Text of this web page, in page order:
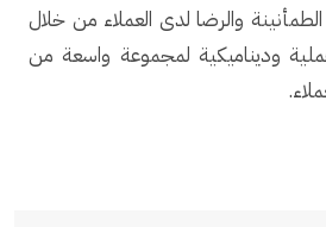
الطمأنينة والرضا لدى العملاء من خلال
وديناميكية لمجموعة واسعة من